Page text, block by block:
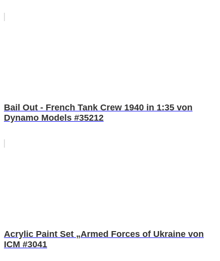
Bail Out - French Tank Crew 1940 in 1:35 von
Dynamo Models #35212
Acrylic Paint Set „Armed Forces of Ukraine von
ICM #3041